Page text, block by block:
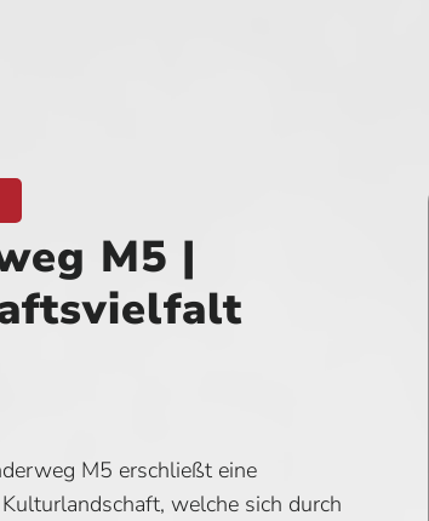
M5 |
M5 erschließt eine
welche sich durch